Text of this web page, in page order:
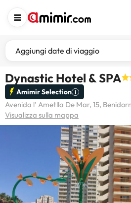
Aggiungi date di viaggio
Dynastic Hotel & SPA
Amimir Selection
Avenida l' Ametlla De Mar, 15,
Visualizza sulla mappa